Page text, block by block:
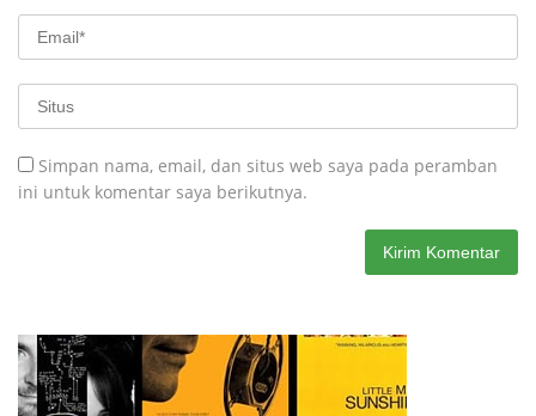
Simpan nama, email, dan situs web saya pada peramban
ini untuk komentar saya berikutnya.